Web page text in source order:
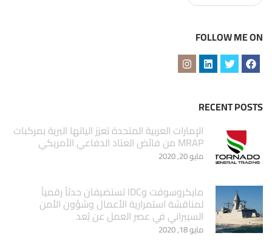
FOLLOW ME ON
RECENT POSTS
الإمارات العربية المتحدة تعزز الياتها البرية بمركبات
MRAP من فائض العتاد الدفاعي الأمريكي
مايو 20, 2020
مايكروسوفت وIDC تستضيفان حدثاً رقمياً
لمناقشة استمرارية الأعمال وشؤون الأمن
السيبراني في عصر العمل عن بُعد
مايو 18, 2020